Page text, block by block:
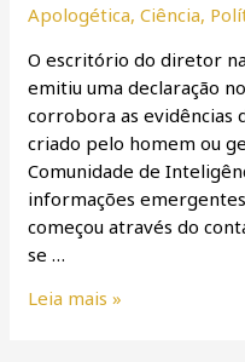
Apologética,Ciência,
O escritório do diretor
emitiu uma declaração
corrobora as evidências
criado pelo homem ou
Comunidade de
informações
começou através do
se …
EUA
a
origem
do
SARS-
CoV-
2
(novo
coronavírus)
Leia mais »